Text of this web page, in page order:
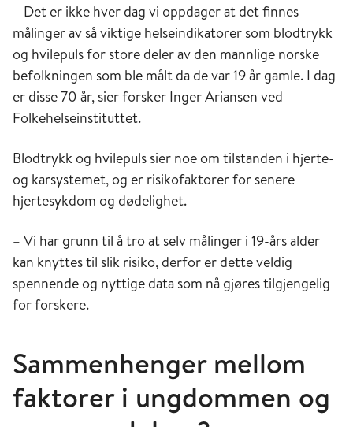
– Det er ikke hver dag vi oppdager at det finnes
målinger av så viktige helseindikatorer som blodtrykk
og hvilepuls for store deler av den mannlige norske
befolkningen som ble målt da de var 19 år gamle. I dag
er disse 70 år, sier forsker Inger Ariansen ved
Folkehelseinstituttet.
Blodtrykk og hvilepuls sier noe om tilstanden i hjerte-
og karsystemet, og er risikofaktorer for senere
hjertesykdom og dødelighet.
– Vi har grunn til å tro at selv målinger i 19-års alder
kan knyttes til slik risiko, derfor er dette veldig
spennende og nyttige data som nå gjøres tilgjengelig
for forskere.
Sammenhenger mellom
faktorer i ungdommen og